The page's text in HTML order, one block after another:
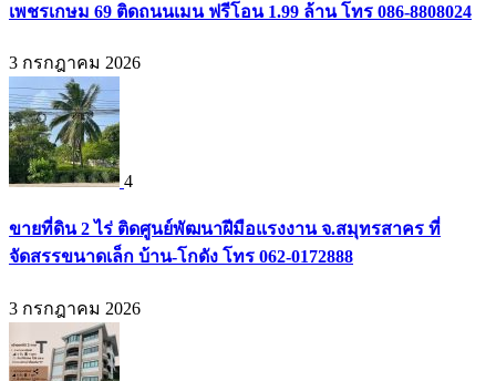
เพชรเกษม 69 ติดถนนเมน ฟรีโอน 1.99 ล้าน โทร 086-8808024
3 กรกฎาคม 2026
4
ขายที่ดิน 2 ไร่ ติดศูนย์พัฒนาฝีมือแรงงาน จ.สมุทรสาคร ที่
จัดสรรขนาดเล็ก บ้าน-โกดัง โทร 062-0172888
3 กรกฎาคม 2026